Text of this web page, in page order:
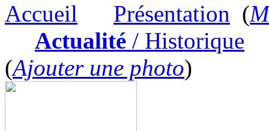
Accueil
Présentation (
Actualité / Historique
(Ajouter une photo)